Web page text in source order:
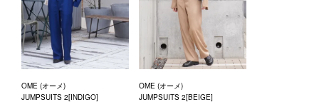
OME (オーメ)
JUMPSUITS 2[INDIGO]
OME (オーメ)
JUMPSUITS 2[BEIGE]